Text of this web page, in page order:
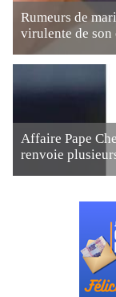
Rumeurs de
virulente de
Affaire Pape
renvoie